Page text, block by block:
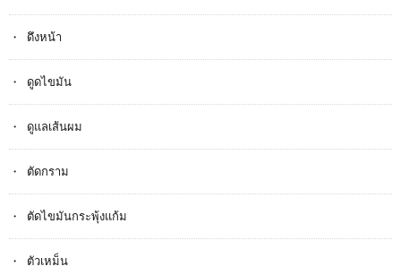
ดึงหน้า
ดูดไขมัน
ดูแลเส้นผม
ตัดกราม
ตัดไขมันกระพุ้งแก้ม
ตัวเหม็น